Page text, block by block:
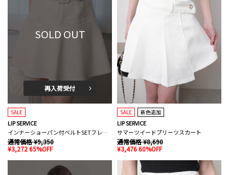
SOLD OUT
再入荷受付
SALE
LIP SERVICE
インナーショーパン付ベルトSETフレアスカート
通常価格 ¥9,350
¥3,272 65%OFF
SALE 新色追加
LIP SERVICE
サマーツイードプリーツスカート
通常価格 ¥8,690
¥3,476 60%OFF